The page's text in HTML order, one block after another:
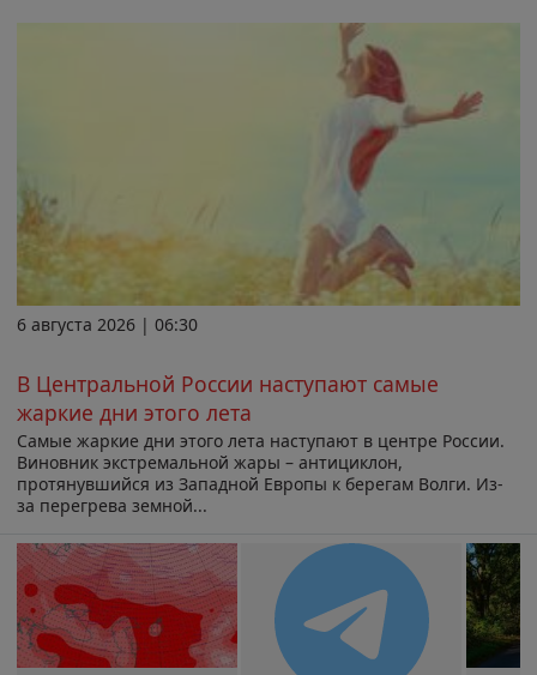
6 августа 2026 | 06:30
В Центральной России наступают самые
жаркие дни этого лета
Самые жаркие дни этого лета наступают в центре России.
Виновник экстремальной жары – антициклон,
протянувшийся из Западной Европы к берегам Волги. Из-
за перегрева земной...